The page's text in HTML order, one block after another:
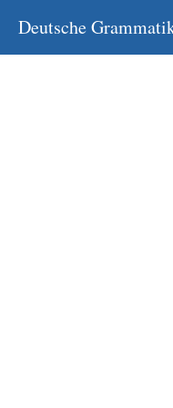
Inhalt
springen
Deutsche